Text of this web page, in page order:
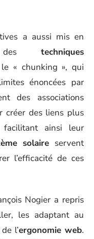
a aussi mis en
des techniques
« chunking », qui
énoncées par
des associations
créer des liens plus
ainsi leur
solaire servent
l’efficacité de ces
Nogier a repris
les adaptant au
l’ergonomie web.